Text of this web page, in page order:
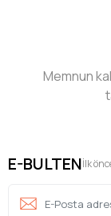
Memnun
E-BULTENİlk